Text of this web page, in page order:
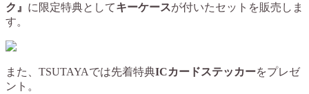
ク』 に限定特典としてキーケースが付いたセットを販売しま
す。
また、TSUTAYAでは先着特典ICカードステッカーをプレゼ
ント。